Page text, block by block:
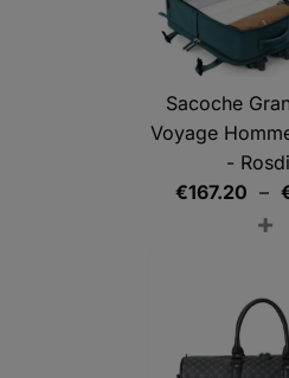
Sacoche
Voyage
-
€167.20 –
+